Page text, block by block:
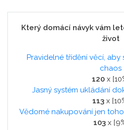
Který domácí návyk vám
život
Pravidelné třídění věcí,
chaos
120x
Jasný systém ukládání
113x
Vědomé nakupování jen
103x